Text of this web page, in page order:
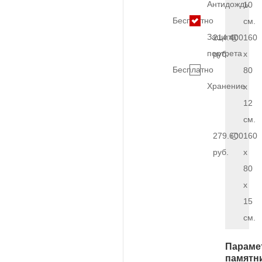
Антидождь
Бесплатно
Защита
портрета
Бесплатно
Хранение
10
см.
214.400
руб.
160
x
80
x
12
см.
279.600
руб.
160
x
80
x
15
см.